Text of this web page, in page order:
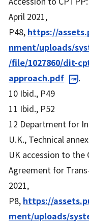
April 2021,
P48, https://
nment/uploads/
/file/1027860/dit-
approach.pdf
.
10 Ibid., P49
11 Ibid., P52
12 Department for
U.K., Technical
UK accession to the
Agreement for
2021,
P8, https://
ment/uploads/